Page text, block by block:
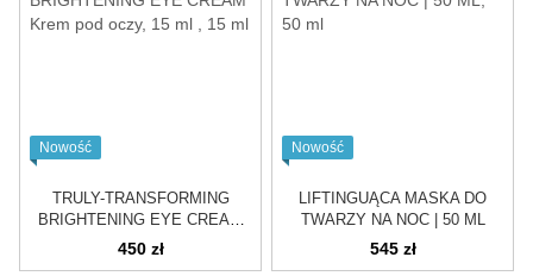
Nowość
TRULY-TRANSFORMING
BRIGHTENING EYE CREAM
Krem pod oczy, 15 ml
450 zł
Nowość
LIFTINGUĄCA MASKA DO
TWARZY NA NOC | 50 ML
545 zł